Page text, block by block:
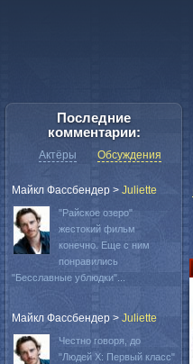
Последние
комментарии:
Актёры Обсуждения
Майкл Фассбендер > Juliette
"Райское озеро"
жестокий фильм
конечно. Еще с ним
понравились
"Бесславные ублюдки"...
Майкл Фассбендер > Juliette
Честно говоря, до
"Людей Х: Первый класс"